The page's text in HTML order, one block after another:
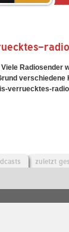
Radiosender
verschiedene
verruecktes-
zuletzt